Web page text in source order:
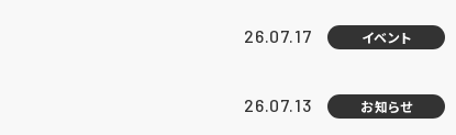
26.07.17 イベント
26.07.13 お知らせ